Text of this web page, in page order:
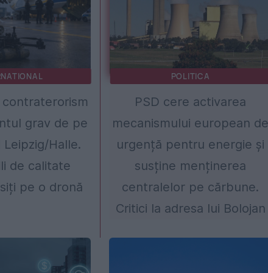
grav de pe
Halle.
de calitate
pe o dronă
POLITICA
PSD cere activarea
mecanismului european
urgență pentru energie și
susține menținerea
centralelor pe cărbune.
Critici la adresa lui Bolojan